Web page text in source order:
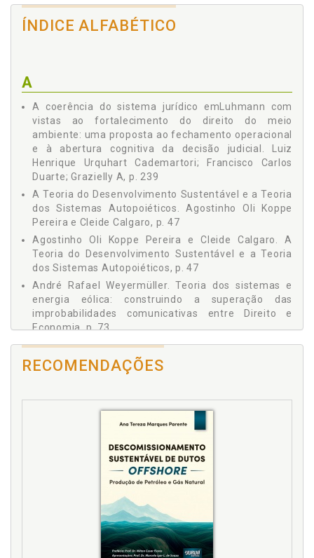
As (Im)Possibilidades de Concessão de Patentes de
Sementes Transgênicas: Risco e Decisão Jurídica nas Três
Matrizes Jurídicas Fernanda Busanello Ferreira, p. 217
Decisão Judicial Francisco Carlos Duarte; Luiz Henrique
239
ÍNDICE ALFABÉTICO
A
A coerência do sistema jurídico emLuhmann com
vistas ao fortalecimento do direito do meio
ambiente: uma proposta ao fechamento operacional
e à abertura cognitiva da decisão judicial. Luiz
Henrique Urquhart Cademartori; Francisco Carlos
Duarte; Grazielly A, p. 239
A Teoria do Desenvolvimento Sustentável e a Teoria
dos Sistemas Autopoiéticos. Agostinho Oli Koppe
Pereira e Cleide Calgaro, p. 47
Agostinho Oli Koppe Pereira e Cleide Calgaro. A
Teoria do Desenvolvimento Sustentável e a Teoria
dos Sistemas Autopoiéticos, p. 47
André Rafael Weyermüller. Teoria dos sistemas e
energia eólica: construindo a superação das
improbabilidades comunicativas entre Direito e
Economia, p. 73
Aquecimento global. Teoria dos sistemas e energia
eólica: construindo a superação das
improbabilidades comunicativas entre Direito e
três matrizes jurídicas. Fernanda Busanello Ferreira,
Cleide Calgaro e Agostinho Oli Koppe Pereira. A
Teoria do Desenvolvimento Sustentável e a Teoria
dos Sistemas Autopoiéticos, p. 47
Cognição. A coerência do sistema jurídico em
RECOMENDAÇÕES